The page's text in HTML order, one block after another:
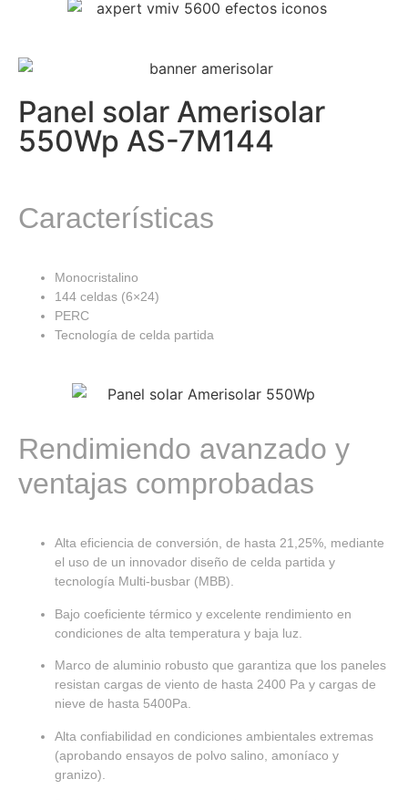
Panel solar Amerisolar
550Wp AS-7M144
Características
Monocristalino
144 celdas (6×24)
PERC
Tecnología de celda partida
Rendimiendo avanzado y
ventajas comprobadas
Alta eficiencia de conversión, de hasta 21,25%, mediante
el uso de un innovador diseño de celda partida y
tecnología Multi-busbar (MBB).
Bajo coeficiente térmico y excelente rendimiento en
condiciones de alta temperatura y baja luz.
Marco de aluminio robusto que garantiza que los paneles
resistan cargas de viento de hasta 2400 Pa y cargas de
nieve de hasta 5400Pa.
Alta confiabilidad en condiciones ambientales extremas
(aprobando ensayos de polvo salino, amoníaco y
granizo).